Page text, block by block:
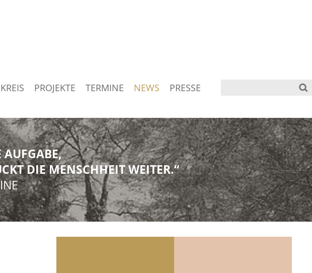
PROJEKTE TERMINE NEWS PRESSE
AUFGABE,
DIE MENSCHHEIT WEITER.“